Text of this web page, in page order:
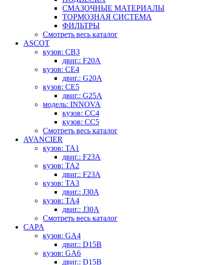
СМАЗОЧНЫЕ МАТЕРИАЛЫ
ТОРМОЗНАЯ СИСТЕМА
ФИЛЬТРЫ
Смотреть весь каталог
ASCOT
кузов: CB3
двиг.: F20A
кузов: CE4
двиг.: G20A
кузов: CE5
двиг.: G25A
модель: INNOVA
кузов: CC4
кузов: CC5
Смотреть весь каталог
AVANCIER
кузов: TA1
двиг.: F23A
кузов: TA2
двиг.: F23A
кузов: TA3
двиг.: J30A
кузов: TA4
двиг.: J30A
Смотреть весь каталог
CAPA
кузов: GA4
двиг.: D15B
кузов: GA6
двиг.: D15B